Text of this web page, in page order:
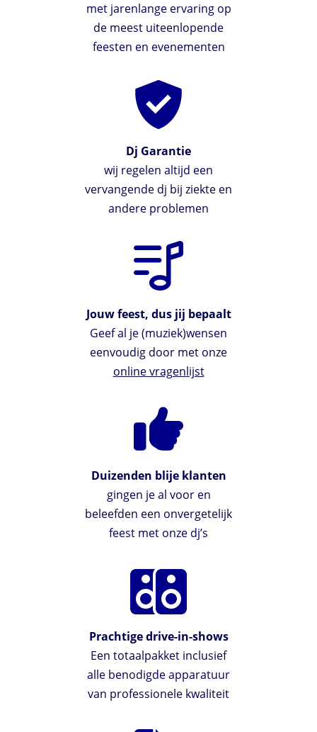
met jarenlange ervaring op
de meest uiteenlopende
feesten en evenementen
Dj Garantie
wij regelen altijd een
vervangende dj bij ziekte en
andere problemen
Jouw feest, dus jij bepaalt
Geef al je (muziek)wensen
eenvoudig door met onze
online vragenlijst
Duizenden blije klanten
gingen je al voor en
beleefden een onvergetelijk
feest met onze dj’s
Prachtige drive-in-shows
Een totaalpakket inclusief
alle benodigde apparatuur
van professionele kwaliteit